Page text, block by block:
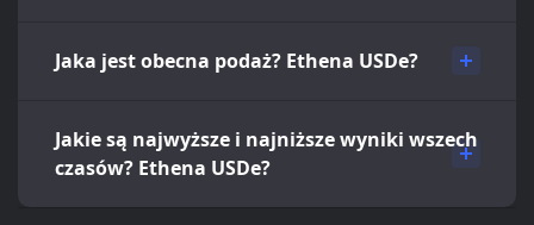
Jaka jest obecna podaż? Ethena USDe?
Jakie są najwyższe i najniższe wyniki wszech
czasów? Ethena USDe?